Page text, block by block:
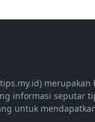
merupakan
informasi seputar
untuk